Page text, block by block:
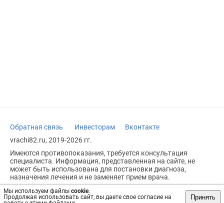
Мы используем файлы cookie.
Продолжая использовать сайт, вы даете свое согласие на
Принять
Обратная связь Инвесторам
Вконтакте
vrachi82.ru, 2019-2026 гг.
Имеются противопоказания, требуется консультация
специалиста. Информация, представленная на сайте, не
может быть использована для постановки диагноза,
назначения лечения и не заменяет прием врача.
Возрастное ограничение: 18+